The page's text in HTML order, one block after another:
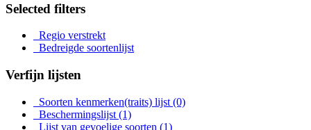
Selected filters
Regio verstrekt
Bedreigde soortenlijst
Verfijn lijsten
Soorten kenmerken(traits) lijst (0)
Beschermingslijst (1)
Lijst van gevoelige soorten (1)